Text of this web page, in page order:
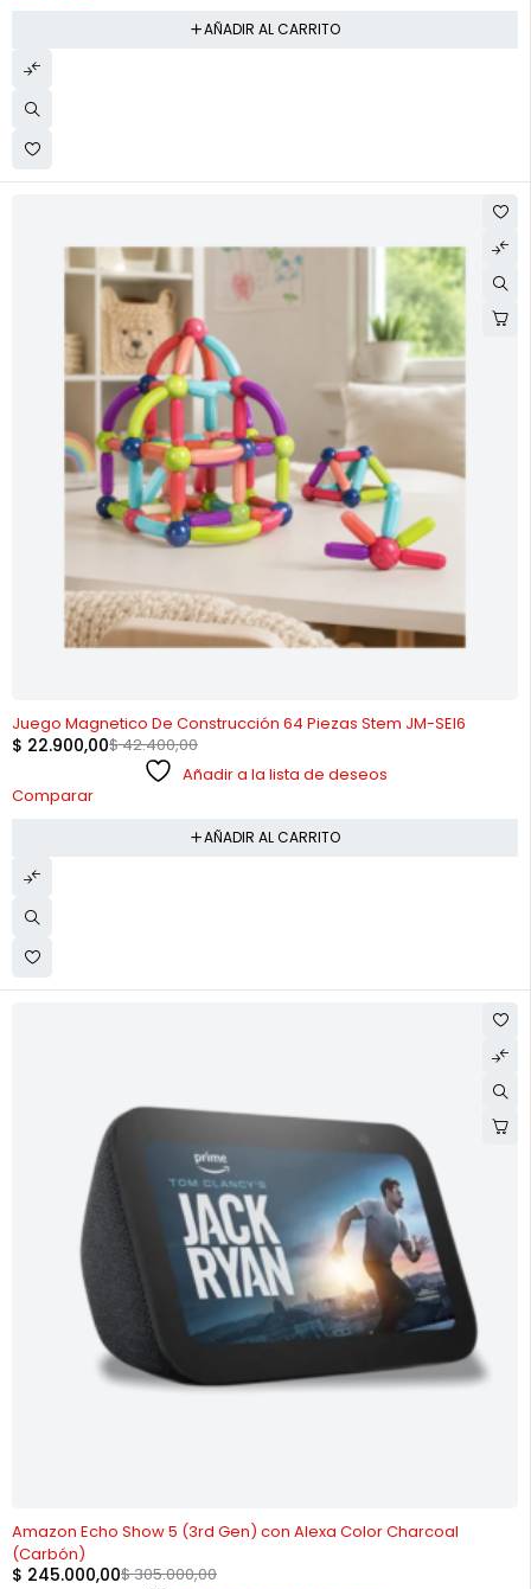
AÑADIR AL CARRITO
Juego Magnetico De Construcción 64 Piezas Stem JM-SEI6
$42.400,00
$ 22.900,00
Añadir a la lista de deseos
Comparar
AÑADIR AL CARRITO
Amazon Echo Show 5 (3rd Gen) con Alexa Color Charcoal
(Carbón)
$305.000,00
$ 245.000,00